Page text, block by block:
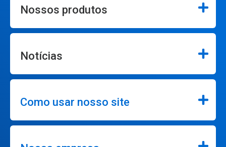
Nossos produtos
Notícias
Como usar nosso site